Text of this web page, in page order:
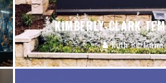
KIMBERLY-CLARK
Ruth Berliana